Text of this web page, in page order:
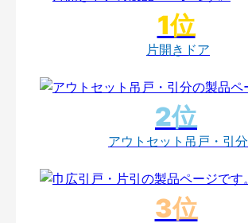
片開きドア
アウトセット吊戸・引分